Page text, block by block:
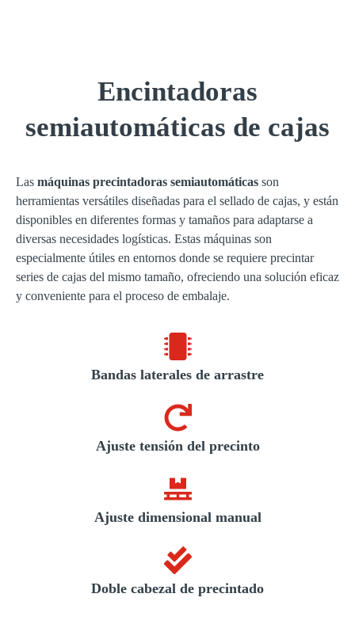
Encintadoras
semiautomáticas de cajas
Las máquinas precintadoras semiautomáticas son
herramientas versátiles diseñadas para el sellado de cajas, y están
disponibles en diferentes formas y tamaños para adaptarse a
diversas necesidades logísticas. Estas máquinas son
especialmente útiles en entornos donde se requiere precintar
series de cajas del mismo tamaño, ofreciendo una solución eficaz
y conveniente para el proceso de embalaje.
Bandas laterales de arrastre
Ajuste tensión del precinto
Ajuste dimensional manual
Doble cabezal de precintado